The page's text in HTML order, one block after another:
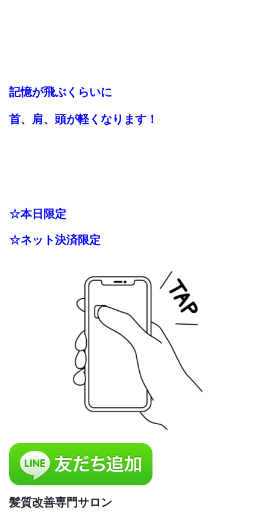
記憶が飛ぶくらいに
首、肩、頭が軽くなります ！
☆本日限定
☆ネット決済限定
髪質改善専門サロン